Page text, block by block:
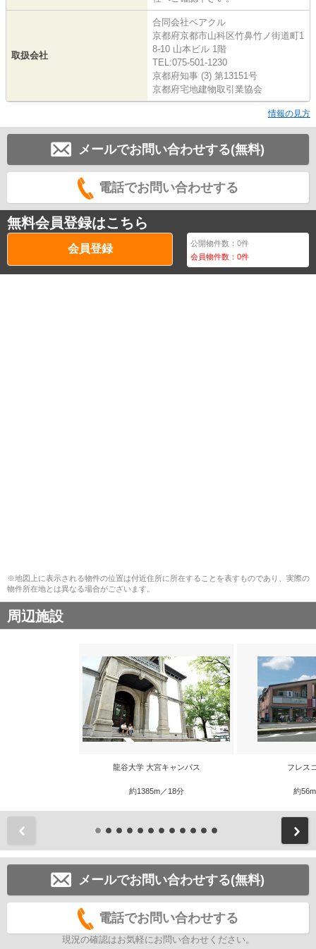
取扱会社
合同会社ベアクル
京都府京都市山科区竹鼻竹ノ街道町1
8-10 山本ビル 1階
TEL:075-501-1230
京都府知事 (3) 第13151号
京都府宅地建物取引業協会
情報の見方
メールでお問い合わせする(無料)
電話でお問い合わせする
無料会員登録はこちら
会員登録 公開物件数：0件
会員物件数：0件
※地図上に表示される物件の位置は付近住所に所在することを表すものであり、実際の
物件所在地とは異なる場合がございます。
周辺施設
龍谷大学 大宮キャンパス
約1385m／18分
フレス
約
メールでお問い合わせする(無料)
電話でお問い合わせする
現況の確認はお気軽にお問い合わせください。